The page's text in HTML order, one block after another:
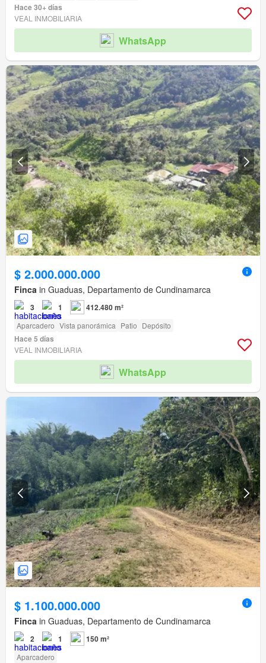
Hace 30+ días
VEAL INMOBILIARIA
WhatsApp
$ 2.000.000.000
Finca in Guaduas, Departamento de Cundinamarca
3 1 412.480 m²
Aparcadero Vista panorámica Patio Depósito
Hace 5 días
VEAL INMOBILIARIA
WhatsApp
$ 1.100.000.000
Finca in Guaduas, Departamento de Cundinamarca
2 1 150 m²
Aparcadero